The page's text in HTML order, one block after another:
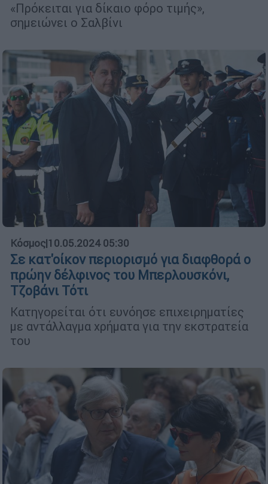
«Πρόκειται για δίκαιο φόρο τιμής»,
σημειώνει ο Σαλβίνι
Κόσμος|10.05.2024 05:30
Σε κατ'οίκον περιορισμό για διαφθορά ο
πρώην δέλφινος του Μπερλουσκόνι,
Τζοβάνι Τότι
Κατηγορείται ότι ευνόησε επιχειρηματίες
με αντάλλαγμα χρήματα για την εκστρατεία
του